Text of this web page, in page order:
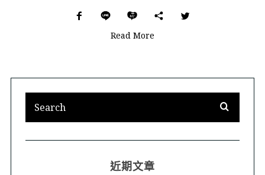
Read More
近期文章